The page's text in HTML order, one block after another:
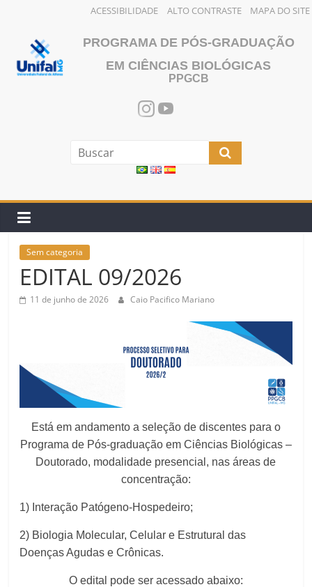
ACESSIBILIDADE ALTO CONTRASTE MAPA DO SITE
conteúdo
PROGRAMA DE PÓS-GRADUAÇÃO
EM CIÊNCIAS BIOLÓGICAS
PPGCB
Sem categoria
EDITAL 09/2026
11 de junho de 2026 Caio Pacifico Mariano
Está em andamento a seleção de discentes para o
Programa de Pós-graduação em Ciências Biológicas –
Doutorado, modalidade presencial, nas áreas de
concentração:
1) Interação Patógeno-Hospedeiro;
2) Biologia Molecular, Celular e Estrutural das
Doenças Agudas e Crônicas.
O edital pode ser acessado abaixo: